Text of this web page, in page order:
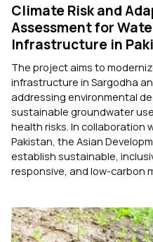
Climate Risk and
Assessment for
Infrastructure in
The project aims to
infrastructure in Sargodha
addressing environmental
sustainable groundwater
health risks. In collaboration
Pakistan, the Asian
establish sustainable,
responsive, and low-carbon